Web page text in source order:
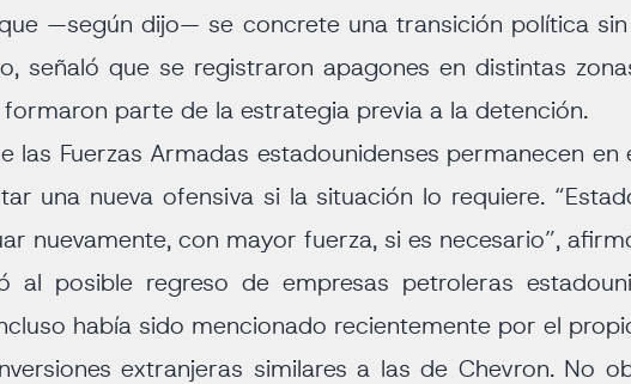
—según dijo— se concrete una transición política sin
señaló que se registraron apagones en distintas
parte de la estrategia previa a la detención.
las Fuerzas Armadas estadounidenses permanecen en
una nueva ofensiva si la situación lo requiere.
nuevamente, con mayor fuerza, si es necesario”,
al posible regreso de empresas petroleras
había sido mencionado recientemente por el
extranjeras similares a las de Chevron. No